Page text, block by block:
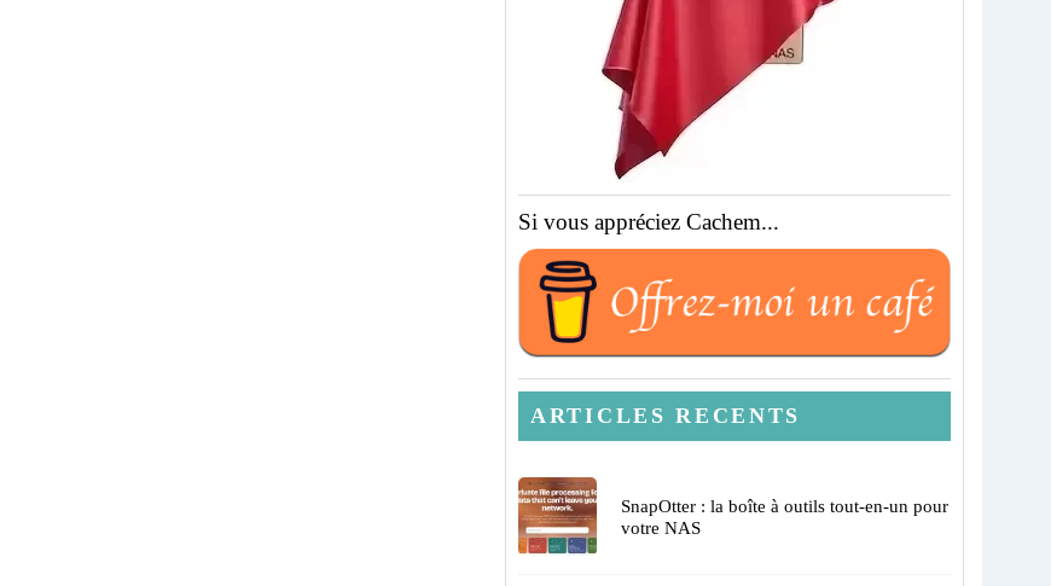
Si vous appréciez Cachem...
ARTICLES RECENTS
SnapOtter : la boîte à outils tout-en-un pour
votre NAS